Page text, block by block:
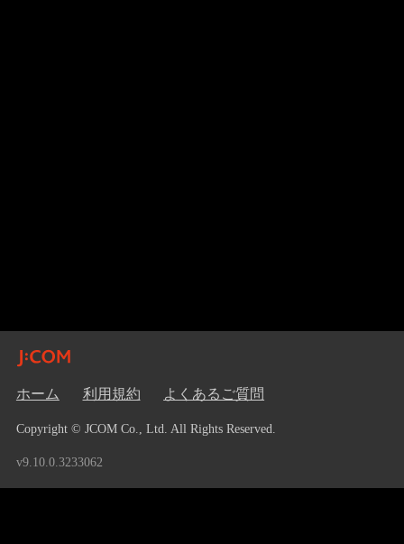
ホーム 利用規約 よくあるご質問
Copyright © JCOM Co., Ltd. All Rights Reserved.
v9.10.0.3233062